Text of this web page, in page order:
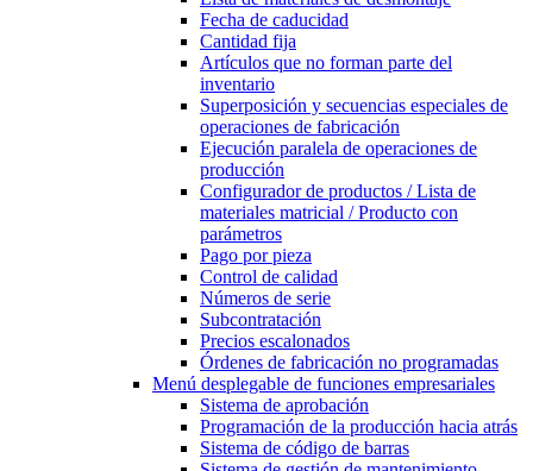
Fecha de caducidad
Cantidad fija
Artículos que no forman parte del
inventario
Superposición y secuencias especiales de
operaciones de fabricación
Ejecución paralela de operaciones de
producción
Configurador de productos / Lista de
materiales matricial / Producto con
parámetros
Pago por pieza
Control de calidad
Números de serie
Subcontratación
Precios escalonados
Órdenes de fabricación no programadas
Menú desplegable de funciones empresariales
Sistema de aprobación
Programación de la producción hacia atrás
Sistema de código de barras